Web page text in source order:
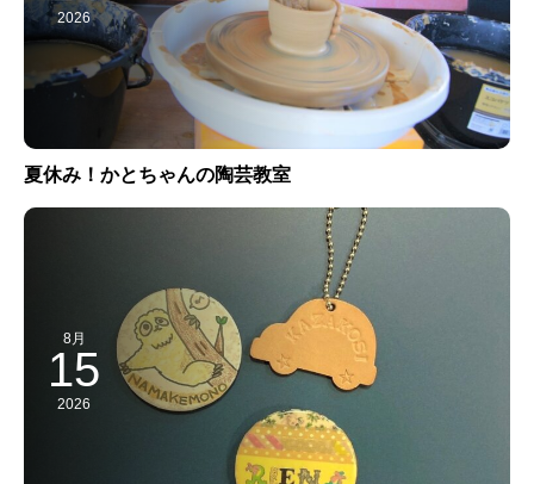
2026
夏休み！かとちゃんの陶芸教室
8月
15
2026